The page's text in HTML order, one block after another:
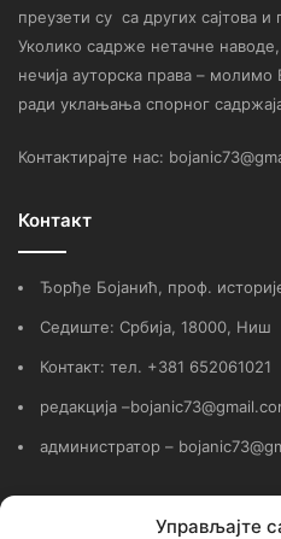
Управљајте
преузети су са других сајтова
Уколико садрже нетачне
нечија ауторска права –
ради уклањања спорног
Контактирајте нас:
Контакт
Ђорђе Бојанић, проф.
Седиште: Србија, 18000, Ниш
Контакт: тел. +381 652061021
редакција
администратор –
…